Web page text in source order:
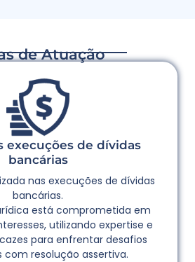
de Atuação
execuções de dívidas
bancárias
nas execuções de dívidas
bancárias.
está comprometida em
utilizando expertise e
para enfrentar desafios
com resolução assertiva.